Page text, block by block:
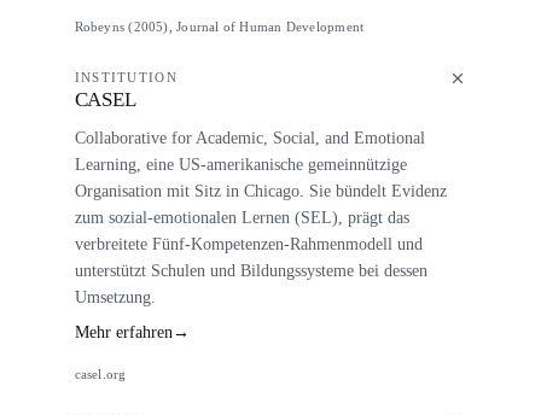
Robeyns (2005), Journal of Human Development
INSTITUTION
CASEL
Collaborative for Academic, Social, and Emotional
Learning, eine US-amerikanische gemeinnützige
Organisation mit Sitz in Chicago. Sie bündelt Evidenz
zum sozial-emotionalen Lernen (SEL), prägt das
verbreitete Fünf-Kompetenzen-Rahmenmodell und
unterstützt Schulen und Bildungssysteme bei dessen
Umsetzung.
Mehr erfahren →
casel.org